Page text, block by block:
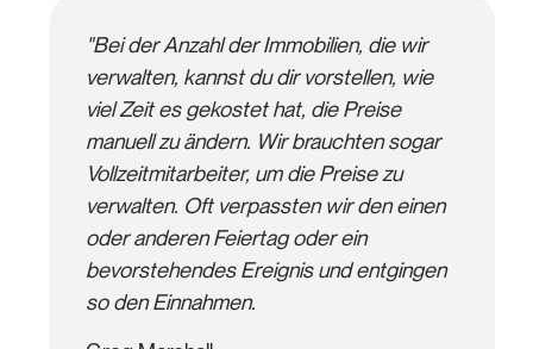
"Bei der Anzahl der Immobilien, die wir
verwalten, kannst du dir vorstellen, wie
viel Zeit es gekostet hat, die Preise
manuell zu ändern. Wir brauchten sogar
Vollzeitmitarbeiter, um die Preise zu
verwalten. Oft verpassten wir den einen
oder anderen Feiertag oder ein
bevorstehendes Ereignis und entgingen
so den Einnahmen.